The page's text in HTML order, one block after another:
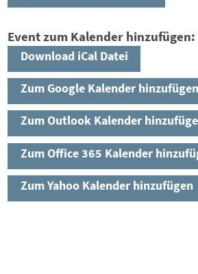
Event zum Kalender hinzufügen:
Download iCal Datei
Zum Google Kalender hinzufügen
Zum Outlook Kalender
Zum Office 365 Kalender
Zum Yahoo Kalender hinzufügen